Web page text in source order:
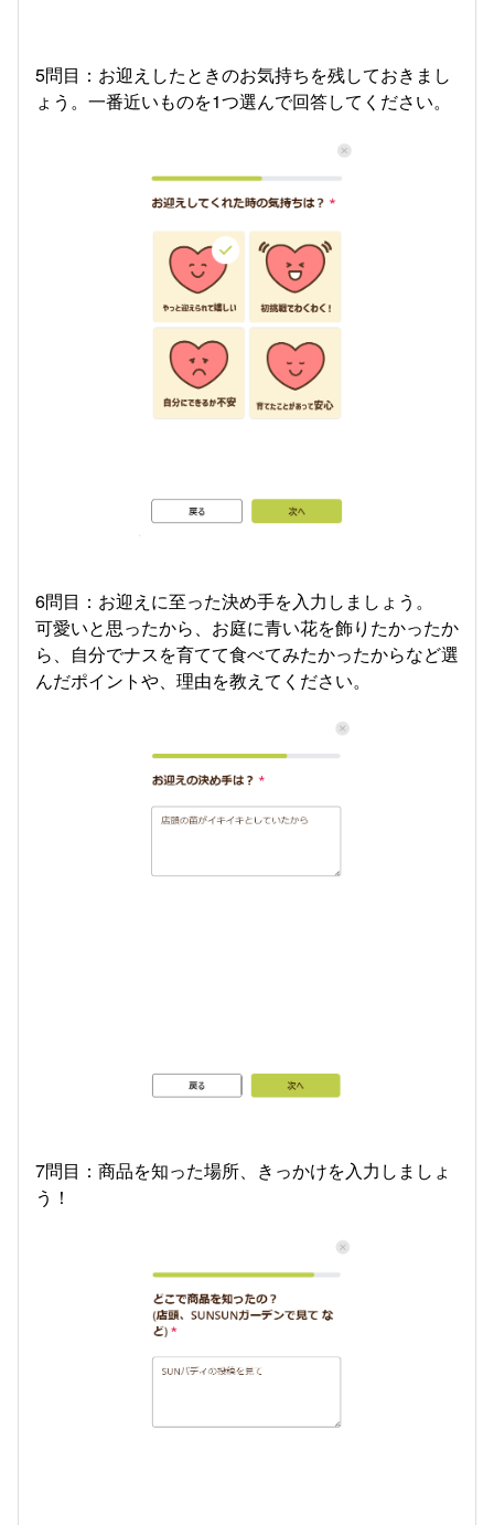
5問目：お迎えしたときのお気持ちを残しておきまし
ょう。一番近いものを1つ選んで回答してください。
6問目：お迎えに至った決め手を入力しましょう。
可愛いと思ったから、お庭に青い花を飾りたかったか
ら、自分でナスを育てて食べてみたかったからなど選
んだポイントや、理由を教えてください。
7問目：商品を知った場所、きっかけを入力しましょ
う！